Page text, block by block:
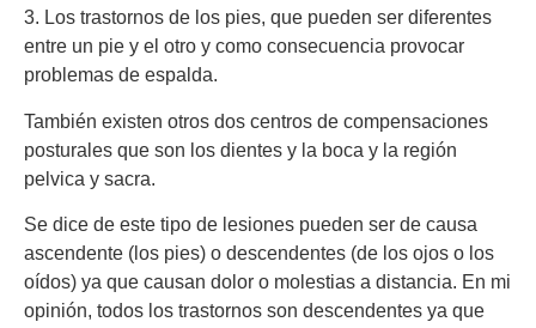
3. Los trastornos de los pies, que pueden ser diferentes
entre un pie y el otro y como consecuencia provocar
problemas de espalda.
También existen otros dos centros de compensaciones
posturales que son los dientes y la boca y la región
pelvica y sacra.
Se dice de este tipo de lesiones pueden ser de causa
ascendente (los pies) o descendentes (de los ojos o los
oídos) ya que causan dolor o molestias a distancia. En mi
opinión, todos los trastornos son descendentes ya que